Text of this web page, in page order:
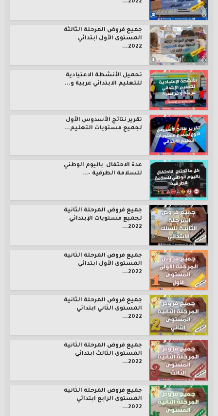
2022...
جميع فروض المرحلة الثالثة
المستوى الأول ابتدائي
2022...
تحميل الأنشطة الاعتيادية
للتعليم الابتدائي عربية و...
تقرير نتائج الأسدوس الأول
لجميع مستويات التعليم...
عدة الاحتفال باليوم الوطني
للسلامة الطرقية –...
جميع فروض المرحلة الثانية
لجميع مستويات الإبتدائي
2022...
جميع فروض المرحلة الثانية
المستوى الأول ابتدائي
2022...
جميع فروض المرحلة الثانية
المستوى الثاني ابتدائي
2022...
جميع فروض المرحلة الثانية
المستوى الثالث ابتدائي
2022...
جميع فروض المرحلة الثانية
المستوى الرابع ابتدائي
2022...